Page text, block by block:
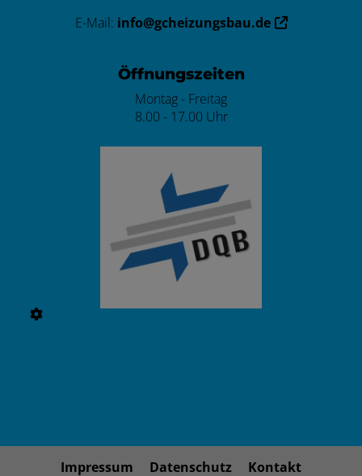
E-Mail: info@gcheizungsbau.de
Öffnungszeiten
Montag - Freitag
8.00 - 17.00 Uhr
Impressum Datenschutz Kontakt